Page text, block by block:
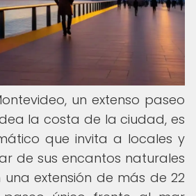
un extenso paseo
la costa de la ciudad, es
que invita a locales y
de sus encantos naturales
una extensión de más de 22